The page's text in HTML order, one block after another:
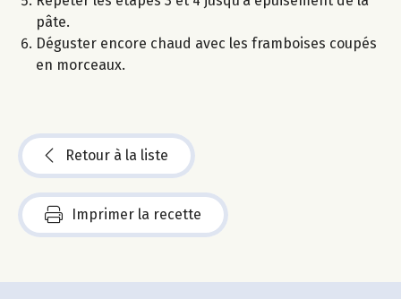
pâte.
Déguster encore chaud avec les framboises coupés
en morceaux.
Retour à la liste
Imprimer la recette